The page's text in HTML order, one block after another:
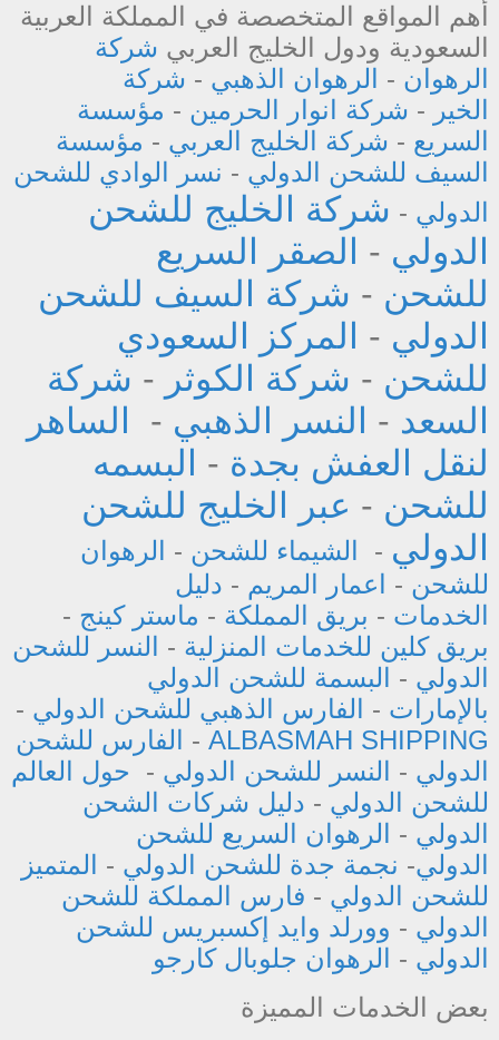
أهم المواقع المتخصصة في المملكة العربية
السعودية ودول الخليج العربي شركة
الرهوان - الرهوان الذهبي - شركة
الخير - شركة انوار الحرمين - مؤسسة
السريع - شركة الخليج العربي - مؤسسة
السيف للشحن الدولي - نسر الوادي للشحن
الدولي - شركة الخليج للشحن
الدولي -
الصقر السريع
للشحن - شركة السيف للشحن
الدولي -
المركز السعودي
للشحن - شركة الكوثر - شركة
السعد - النسر الذهبي -
الساهر
لنقل العفش بجدة -
البسمه
للشحن - عبر الخليج للشحن
الدولي - الشيماء للشحن -
الرهوان
للشحن - اعمار المريم - دليل
الخدمات - بريق المملكة - ماستر كينج -
بريق كلين للخدمات المنزلية -
النسر للشحن
الدولي -
البسمة للشحن الدولي
بالإمارات - الفارس الذهبي للشحن الدولي -
ALBASMAH SHIPPING
-
الفارس للشحن
الدولي - النسر للشحن الدولي - حول العالم
للشحن الدولي - دليل شركات الشحن
الدولي -
الرهوان السريع للشحن
الدولي- نجمة جدة للشحن الدولي -
المتميز
للشحن الدولي - فارس المملكة للشحن
الدولي - وورلد وايد إكسبريس للشحن
الدولي -
الرهوان جلوبال كارجو
بعض الخدمات المميزة